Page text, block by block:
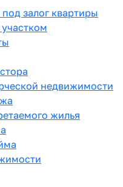
залог квартиры
недвижимости
жилья